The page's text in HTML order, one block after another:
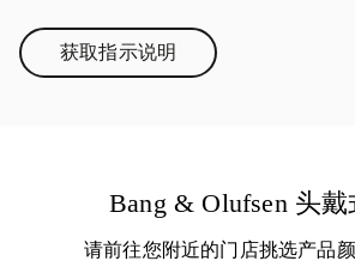
获取指示说明Link Opens in New Tab
Bang & Olufsen 头
请前往您附近的门店挑选产品颜